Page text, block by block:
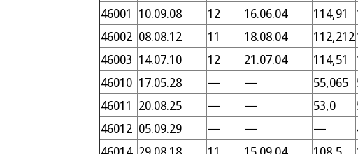
46001 10.09.08 12 16.06.04 114,91
46002 08.08.12 11 18.08.04 112,212
46003 14.07.10 12 21.07.04 114,51
46010 17.05.28 — — 55,065
46011 20.08.25 — — 53,0
46012 05.09.29 — — —